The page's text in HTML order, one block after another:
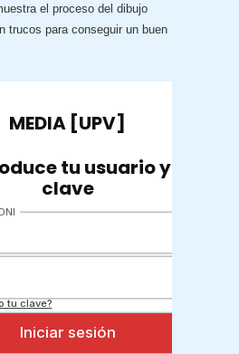
el proceso del dibujo
trucos para conseguir un buen